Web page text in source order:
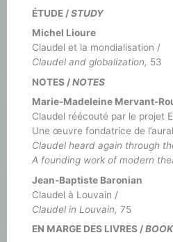
ÉTUDE /STUDY
Michel Lioure
Claudel et la mondialisation /
Claudel and globalization, 53
NOTES /NOTES
Marie-Madeleine Mervant-
Claudel réécouté par le projet
Une œuvre fondatrice de
Claudel heard again through
A founding work of modern
Jean-Baptiste Baronian
Claudel à Louvain /
Claudel in Louvain, 75
EN MARGE DES LIVRES /